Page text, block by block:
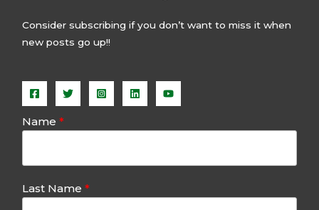
Consider subscribing if you don’t want to miss it when
new posts go up!!
Name
Last Name